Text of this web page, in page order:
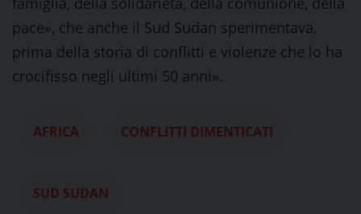
pace», che anche il Sud Sudan sperimentava,
prima della storia di conflitti e violenze che lo ha
crocifisso negli ultimi 50 anni».
AFRICA CONFLITTI DIMENTICATI
SUD SUDAN